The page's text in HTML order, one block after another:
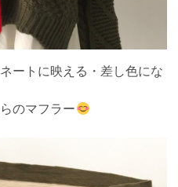
ートに映える・差し色にな
のマフラー